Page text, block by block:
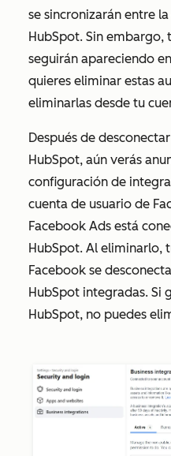
se sincronizarán entre
HubSpot. Sin embargo,
seguirán apareciendo
quieres eliminar estas
eliminarlas desde tu
Después de
HubSpot, aún verás
configuración de
cuenta de usuario de
Facebook Ads está
HubSpot. Al eliminarlo,
Facebook se
HubSpot integradas. Si
HubSpot, no puedes